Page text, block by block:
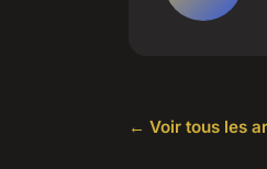
← Voir tous les